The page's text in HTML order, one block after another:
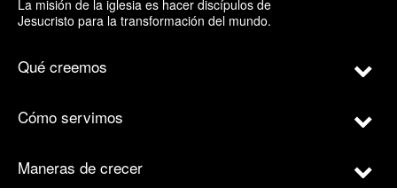
La misión de la iglesia es hacer discípulos de
Jesucristo para la transformación del mundo.
Qué creemos
Cómo servimos
Maneras de crecer